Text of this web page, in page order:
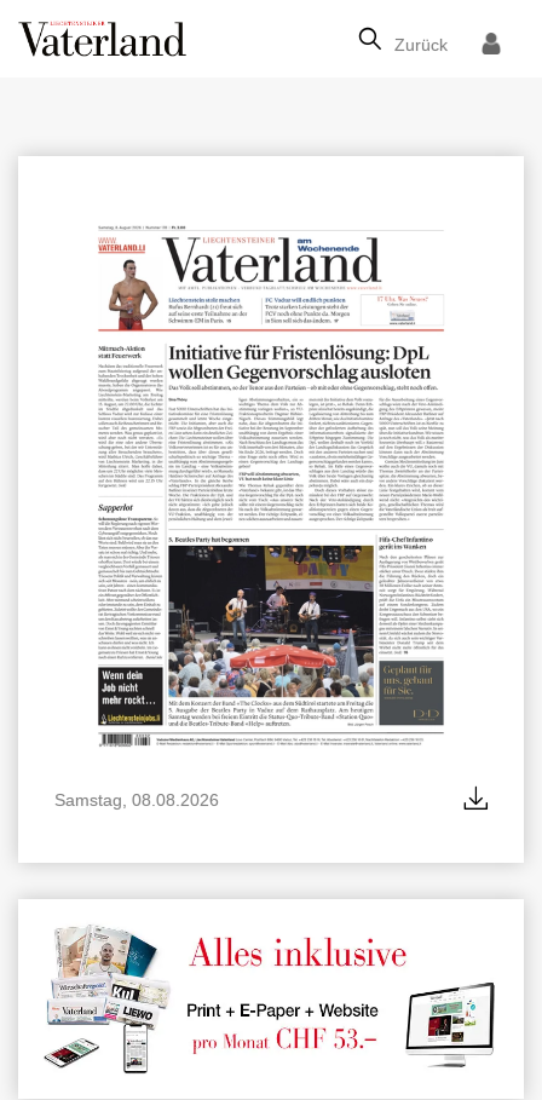
Zurück
Samstag, 08.08.2026